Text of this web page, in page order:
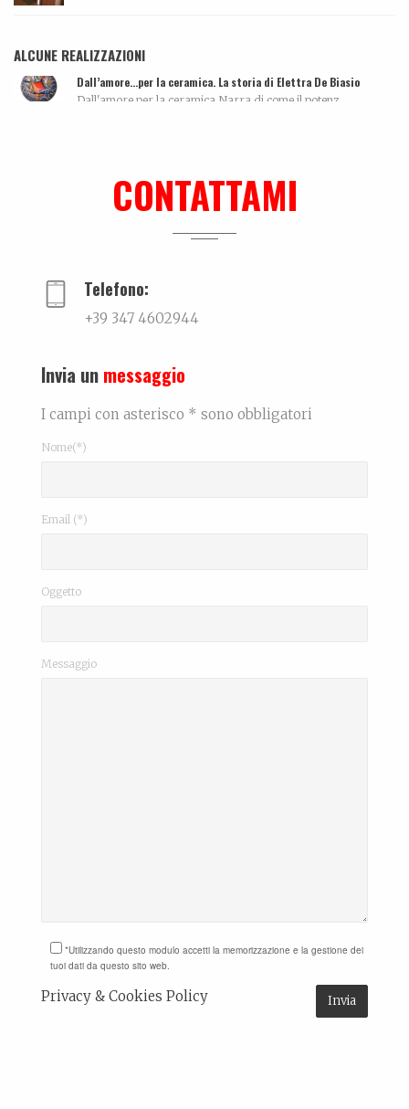
ALCUNE REALIZZAZIONI
Dall’amore…per la ceramica. La storia di Elettra De Biasio
Dall'amore per la ceramica.Narra di come il potenz...
Articolo tratto da Corriere di Rimini del 10 maggi...
CONTATTAMI
Telefono:
+39 347 4602944
Invia un messaggio
I campi con asterisco * sono obbligatori
Nome(*)
Email (*)
Oggetto
Messaggio
*Utilizzando questo modulo accetti la memorizzazione e la gestione dei
tuoi dati da questo sito web.
Privacy & Cookies Policy